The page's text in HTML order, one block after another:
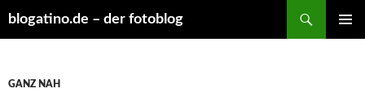
blogatino.de – der fotoblog
GANZ NAH